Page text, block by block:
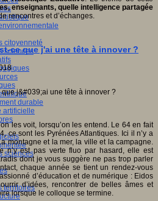
citoyenneté
sciences
durable
artificielle
sciences
territoires
enseignants, quelle intelligence partagée
rencontres et d’échanges.
ce que j'ai une tête à innover ?
les voit, lorsqu’on les entend. Le 64 en fait
ce sont les Pyrénées Atlantiques. Ici il n’y a
montagne et la mer, la ville et la campagne.
n’y est pas verte fluo par hasard, elle est
dont je vous suggère ne pas trop parler
chaque année se tient un rendez-vous
d’éducation et de numérique : Eidos
d’idées, rencontrer de belles âmes et
lorsque le colloque se termine.